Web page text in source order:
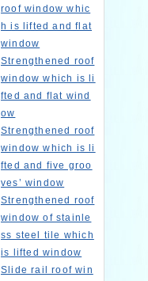
roof window whic
h is lifted and flat
window
Strengthened roof
window which is li
fted and flat wind
ow
Strengthened roof
window which is li
fted and five groo
ves’ window
Strengthened roof
window of stainle
ss steel tile which
is lifted window
Slide rail roof win